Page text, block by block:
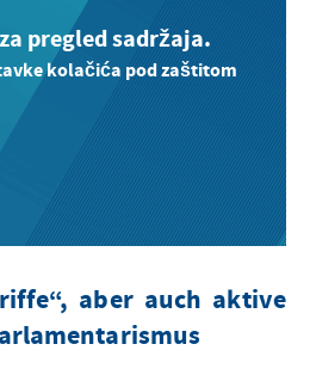
pregled sadržaja.
kolačića pod zaštitom
aber auch aktive